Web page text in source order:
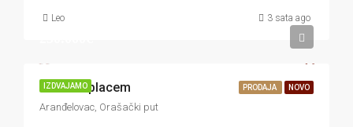
Leo 3 sata ago
IZDVAJAMO PRODAJA NOVO
Kuća sa placem
Aranđelovac, Orašački put